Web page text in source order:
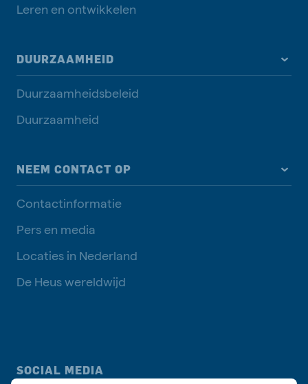
Leren en ontwikkelen
DUURZAAMHEID
Duurzaamheidsbeleid
Duurzaamheid
NEEM CONTACT OP
Contactinformatie
Pers en media
Locaties in Nederland
De Heus wereldwijd
SOCIAL MEDIA